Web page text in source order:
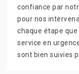
confiance par
pour nos
chaque étape que
service en
sont bien suivies